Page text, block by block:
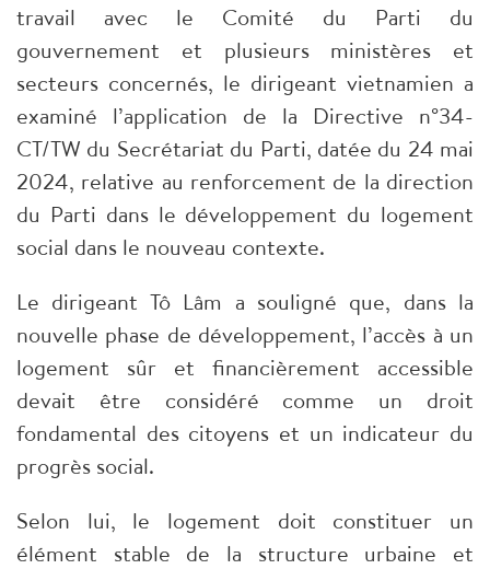
travail avec le Comité du Parti du
gouvernement et plusieurs ministères et
secteurs concernés, le dirigeant vietnamien a
examiné l’application de la Directive n°34-
CT/TW du Secrétariat du Parti, datée du 24 mai
2024, relative au renforcement de la direction
du Parti dans le développement du logement
social dans le nouveau contexte.
Le dirigeant Tô Lâm a souligné que, dans la
nouvelle phase de développement, l’accès à un
logement sûr et financièrement accessible
devait être considéré comme un droit
fondamental des citoyens et un indicateur du
progrès social.
Selon lui, le logement doit constituer un
élément stable de la structure urbaine et